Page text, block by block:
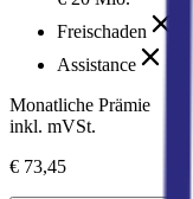
Freischaden
Assistance
Monatliche Prämie
inkl. mVSt.
€ 73,45